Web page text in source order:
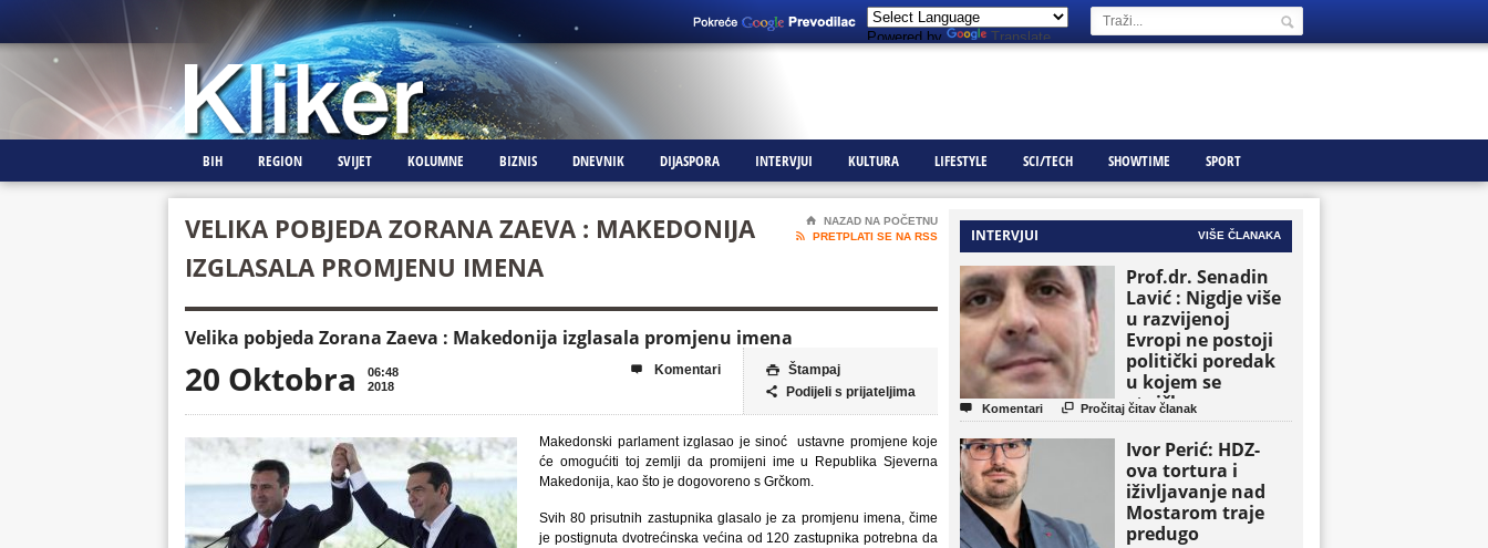
Powered by Translate
BIH REGION SVIJET KOLUMNE BIZNIS DNEVNIK DIJASPORA INTERVJUI KULTURA LIFESTYLE SCI/TECH SHOWTIME SPORT
VELIKA POBJEDA ZORANA ZAEVA : MAKEDONIJA
IZGLASALA PROMJENU IMENA
⌂
NAZAD NA POČETNU

PRETPLATI SE NA RSS
Velika pobjeda Zorana Zaeva : Makedonija izglasala promjenu imena
20 Oktobra
06:48
2018
 Štampaj
 Podijeli s prijateljima
 Komentari
Makedonski parlament izglasao je sinoć ustavne promjene koje
će omogućiti toj zemlji da promijeni ime u Republika Sjeverna
Makedonija, kao što je dogovoreno s Grčkom.
Svih 80 prisutnih zastupnika glasalo je za promjenu imena, čime
je postignuta dvotrećinska većina od 120 zastupnika potrebna da
INTERVJUI VIŠE ČLANAKA
Prof.dr. Senadin
Lavić : Nigdje više
u razvijenoj
Evropi ne postoji
politički poredak
u kojem se
etničke grupe
pojavljuju kao
osnovne političke
jedinice
 Komentari  Pročitaj čitav članak
Ivor Perić: HDZ-
ova tortura i
iživljavanje nad
Mostarom traje
predugo